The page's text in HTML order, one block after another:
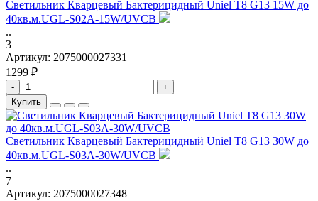
Светильник Кварцевый Бактерицидный Uniel T8 G13 15W до
40кв.м.UGL-S02A-15W/UVCB
..
3
Артикул: 2075000027331
1299 ₽
-
+
Купить
Светильник Кварцевый Бактерицидный Uniel T8 G13 30W до
40кв.м.UGL-S03A-30W/UVCB
..
7
Артикул: 2075000027348